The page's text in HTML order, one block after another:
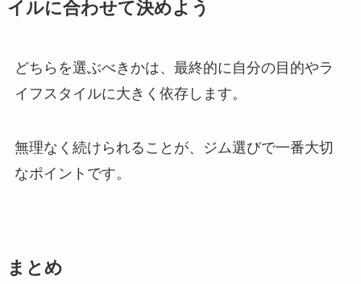
イルに合わせて決めよう
どちらを選ぶべきかは、最終的に自分の目的やラ
イフスタイルに大きく依存します。
無理なく続けられることが、ジム選びで一番大切
なポイントです。
まとめ